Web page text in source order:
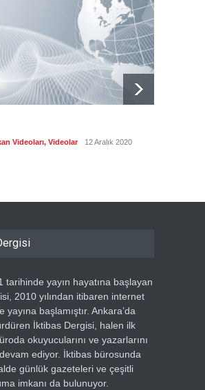
mutabakatın genel
çerçevesi neredeyse
şekillendi
Güncel 7 Ağustos 2026
Videoları, Videolar 12 Aralık 2020
tarihinde yayın hayatına başlayan
2010 yılından itibaren internet
yayına başlamıştır. Ankara’da
İktibas Dergisi, halen ilk
okuyucularını ve yazarlarını
ediyor. İktibas bürosunda
günlük gazeteleri ve çeşitli
imkanı da bulunuyor.